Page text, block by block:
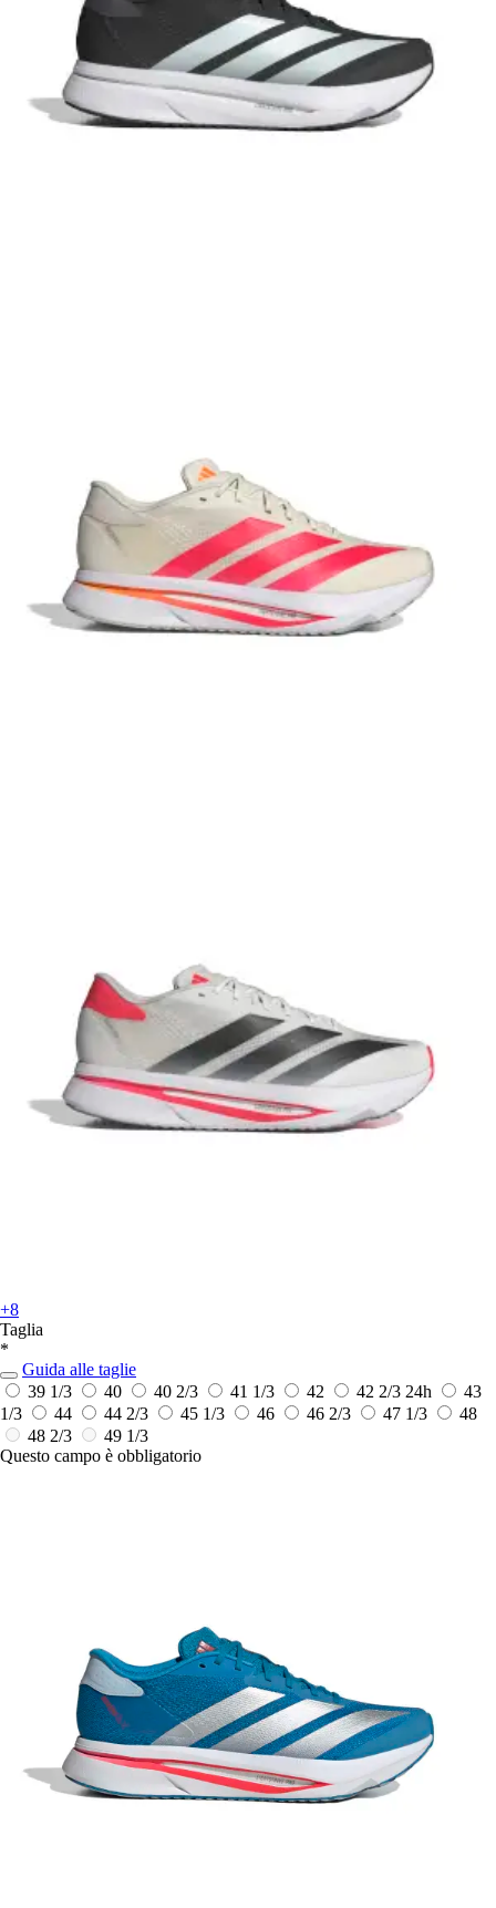
+8
Taglia
*
Guida alle taglie
39 1/3
40 40 2/3 41 1/3 42 42 2/3 24h
43
1/3
44 44 2/3 45 1/3 46 46 2/3 47 1/3
48
48 2/3
49 1/3
Questo campo è obbligatorio